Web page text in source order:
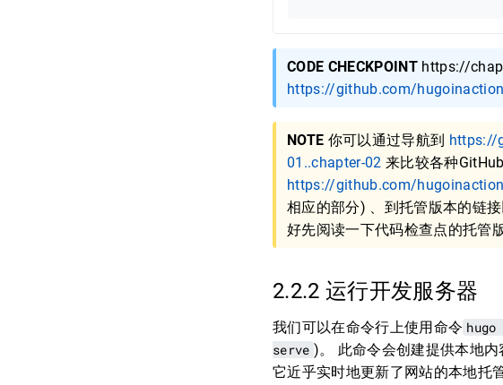
CODE CHECKPOINThttps://
https://github.com/
NOTE 你可以通过导航到 https://
01..chapter-02 来比较各种
https://github.com/
相应的部分) 、到托管版本的链
好先阅读一下代码检查点的托管版
2.2.2 运行开发服务器
我们可以在命令行上使用命令
serve )。 此命令会创建提供本地内
它近乎实时地更新了网站的本地托